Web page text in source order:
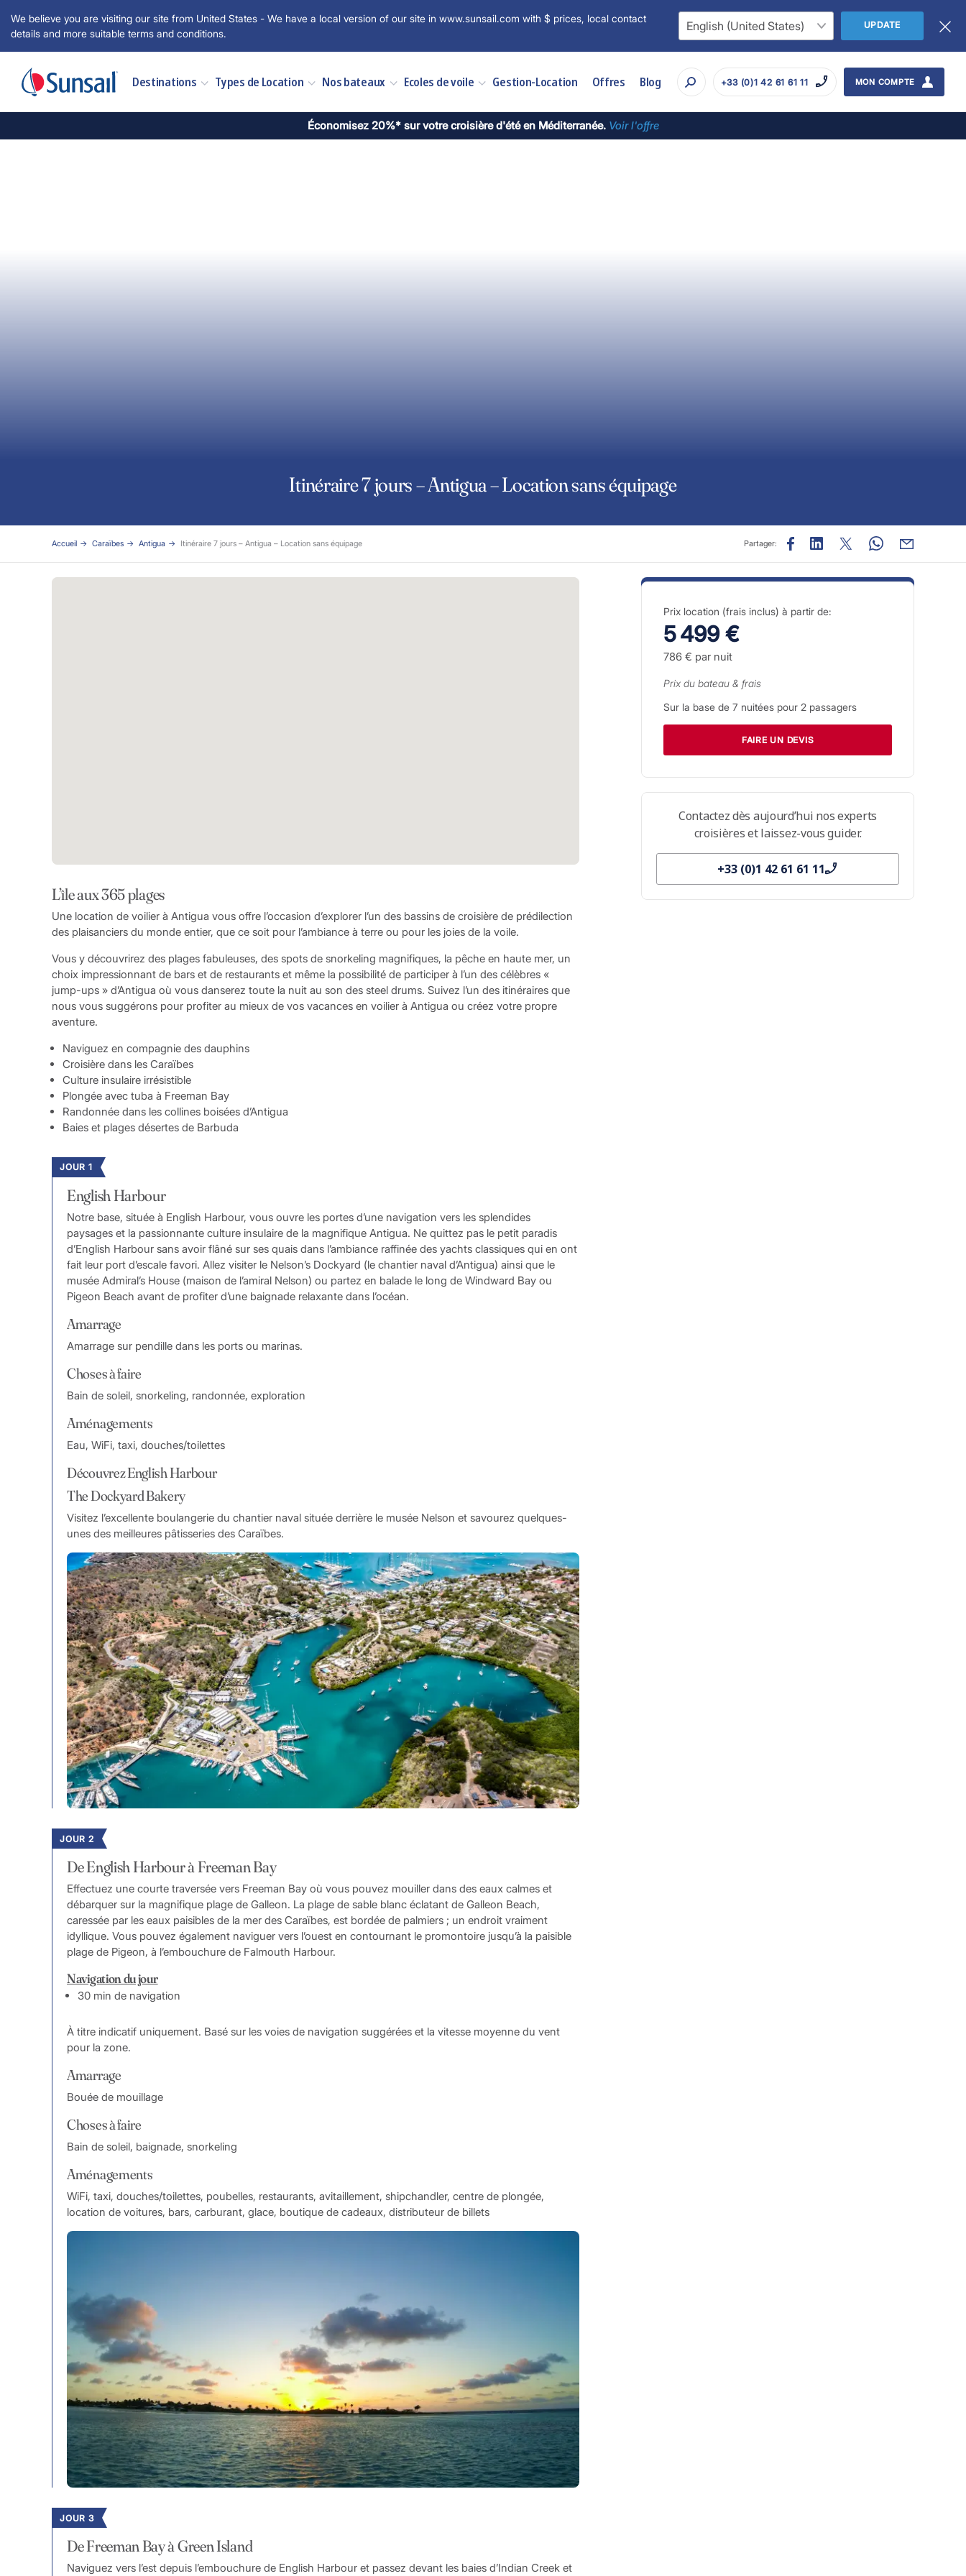
We believe you are visiting our site from United States - We have a local version of our site in www.sunsail.com with $ prices, local contact
details and more suitable terms and conditions.
UPDATE
Destinations Types de Location Nos bateaux Ecoles de voile Gestion-Location Offres Blog +33 (0)1 42 61 61 11 MON COMPTE
Économisez 20%* sur votre croisière d'été en Méditerranée. Voir l'offre
Itinéraire 7 jours – Antigua – Location sans équipage
Accueil Caraïbes Antigua Itinéraire 7 jours – Antigua – Location sans équipage Partager:
L’île aux 365 plages
Une location de voilier à Antigua vous offre l’occasion d’explorer l’un des bassins de croisière de prédilection
des plaisanciers du monde entier, que ce soit pour l’ambiance à terre ou pour les joies de la voile.
Vous y découvrirez des plages fabuleuses, des spots de snorkeling magnifiques, la pêche en haute mer, un
choix impressionnant de bars et de restaurants et même la possibilité de participer à l’un des célèbres «
jump-ups » d’Antigua où vous danserez toute la nuit au son des steel drums. Suivez l’un des itinéraires que
nous vous suggérons pour profiter au mieux de vos vacances en voilier à Antigua ou créez votre propre
aventure.
Naviguez en compagnie des dauphins
Croisière dans les Caraïbes
Culture insulaire irrésistible
Plongée avec tuba à Freeman Bay
Randonnée dans les collines boisées d’Antigua
Baies et plages désertes de Barbuda
JOUR 1
English Harbour
Notre base, située à English Harbour, vous ouvre les portes d’une navigation vers les splendides
paysages et la passionnante culture insulaire de la magnifique Antigua. Ne quittez pas le petit paradis
d’English Harbour sans avoir flâné sur ses quais dans l’ambiance raffinée des yachts classiques qui en ont
fait leur port d’escale favori. Allez visiter le Nelson’s Dockyard (le chantier naval d’Antigua) ainsi que le
musée Admiral’s House (maison de l’amiral Nelson) ou partez en balade le long de Windward Bay ou
Pigeon Beach avant de profiter d’une baignade relaxante dans l’océan.
Amarrage
Amarrage sur pendille dans les ports ou marinas.
Choses à faire
Bain de soleil, snorkeling, randonnée, exploration
Aménagements
Eau, WiFi, taxi, douches/toilettes
Découvrez English Harbour
The Dockyard Bakery
Visitez l’excellente boulangerie du chantier naval située derrière le musée Nelson et savourez quelques-
unes des meilleures pâtisseries des Caraïbes.
JOUR 2
De English Harbour à Freeman Bay
Effectuez une courte traversée vers Freeman Bay où vous pouvez mouiller dans des eaux calmes et
débarquer sur la magnifique plage de Galleon. La plage de sable blanc éclatant de Galleon Beach,
caressée par les eaux paisibles de la mer des Caraïbes, est bordée de palmiers ; un endroit vraiment
idyllique. Vous pouvez également naviguer vers l’ouest en contournant le promontoire jusqu’à la paisible
plage de Pigeon, à l’embouchure de Falmouth Harbour.
Navigation du jour
30 min de navigation
À titre indicatif uniquement. Basé sur les voies de navigation suggérées et la vitesse moyenne du vent
pour la zone.
Amarrage
Bouée de mouillage
Choses à faire
Bain de soleil, baignade, snorkeling
Aménagements
WiFi, taxi, douches/toilettes, poubelles, restaurants, avitaillement, shipchandler, centre de plongée,
location de voitures, bars, carburant, glace, boutique de cadeaux, distributeur de billets
JOUR 3
De Freeman Bay à Green Island
Naviguez vers l’est depuis l’embouchure de English Harbour et passez devant les baies d’Indian Creek et
Prix location (frais inclus) à partir de:
5 499 €
786 € par nuit
Prix du bateau & frais
Sur la base de 7 nuitées pour 2 passagers
FAIRE UN DEVIS
Contactez dès aujourd’hui nos experts
croisières et laissez-vous guider.
+33 (0)1 42 61 61 11